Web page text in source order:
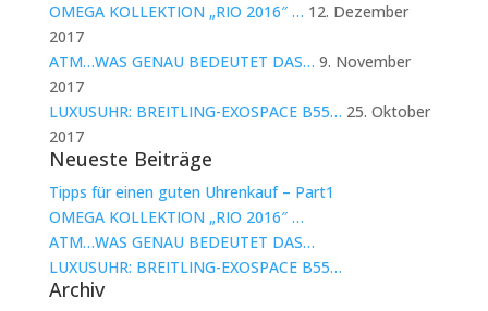
OMEGA KOLLEKTION „RIO 2016″ … 12. Dezember
2017
ATM…WAS GENAU BEDEUTET DAS… 9. November
2017
LUXUSUHR: BREITLING-EXOSPACE B55… 25. Oktober
2017
Neueste Beiträge
Tipps für einen guten Uhrenkauf – Part1
OMEGA KOLLEKTION „RIO 2016″ …
ATM…WAS GENAU BEDEUTET DAS…
LUXUSUHR: BREITLING-EXOSPACE B55…
Archiv